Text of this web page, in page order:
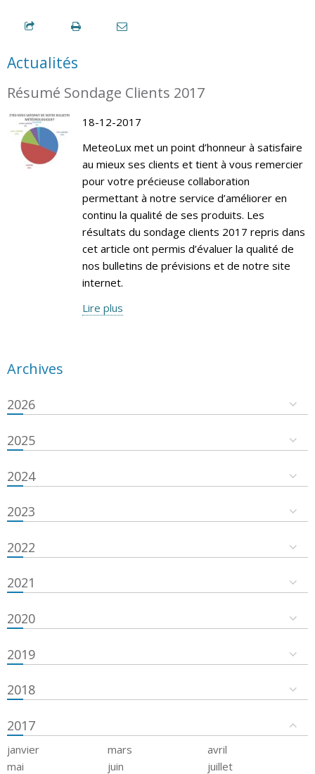
Actualités
Résumé Sondage Clients 2017
18-12-2017
MeteoLux met un point d’honneur à satisfaire
au mieux ses clients et tient à vous remercier
pour votre précieuse collaboration
permettant à notre service d’améliorer en
continu la qualité de ses produits. Les
résultats du sondage clients 2017 repris dans
cet article ont permis d’évaluer la qualité de
nos bulletins de prévisions et de notre site
internet.
Lire plus
Archives
2026
2025
2024
2023
2022
2021
2020
2019
2018
2017
janvier mars
avril
mai
juin
juillet